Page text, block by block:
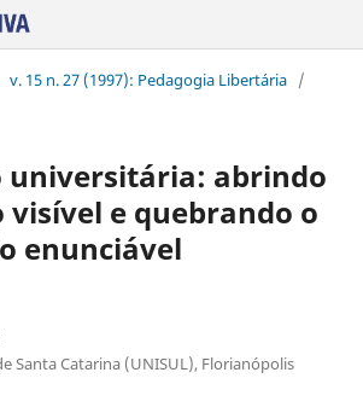
v. 15 n. 27 (1997): Pedagogia Libertária /
abrindo
visível e quebrando o
enunciável
Santa Catarina (UNISUL), Florianópolis